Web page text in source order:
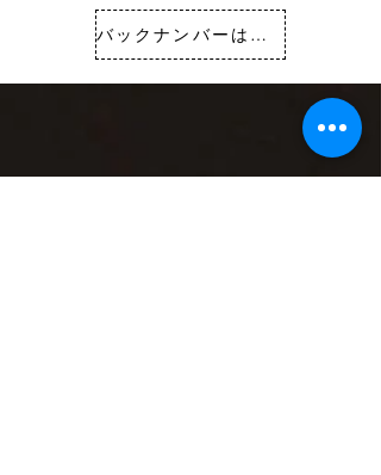
バックナンバーはこちら